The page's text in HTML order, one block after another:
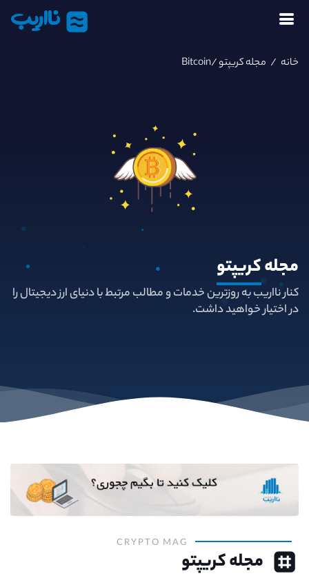
نااریب
خانه / مجله کریپتو/Bitcoin
مجلهکریپتو
کنار نااریب به روزترین خدمات و مطالب مرتبط با دنیای ارز دیجیتال را
در اختیار خواهید داشت.
CRYPTO MAG
مجله کریپتو